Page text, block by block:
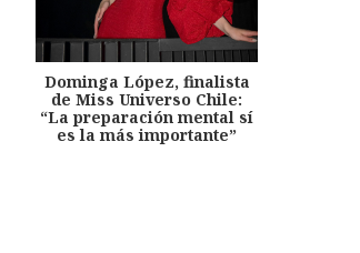
Dominga López, finalista
de Miss Universo Chile:
“La preparación mental sí
es la más importante”